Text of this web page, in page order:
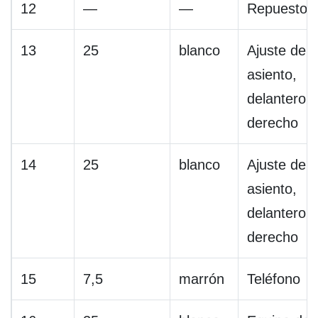
12 — — Repuesto
13 25 blanco
Ajuste del
asiento,
delantero
derecho
14 25 blanco
Ajuste del
asiento,
delantero
derecho
15 7,5 marrón Teléfono